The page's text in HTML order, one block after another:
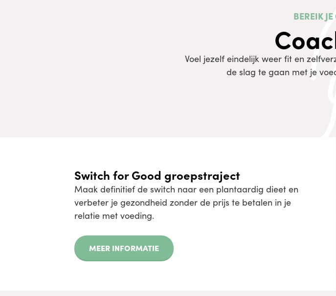
BEREIK
Voel jezelf eindelijk weer fit en
de slag te gaan met je
Switch for Good groepstraject
Maak definitief de switch naar een plantaardig dieet en
verbeter je gezondheid zonder de prijs te betalen in je
relatie met voeding.
MEER INFORMATIE